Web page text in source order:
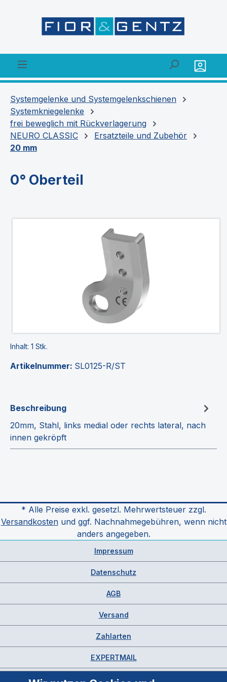
Systemgelenke und Systemgelenkschienen
Systemkniegelenke
frei beweglich mit Rückverlagerung
NEURO CLASSIC
Ersatzteile und Zubehör
20 mm
0° Oberteil
Inhalt: 1 Stk.
Artikelnummer: SL0125-R/ST
Beschreibung
20mm, Stahl, links medial oder rechts lateral, nach
innen gekröpft
* Alle Preise exkl. gesetzl. Mehrwertsteuer zzgl.
Versandkostenund ggf. Nachnahmegebühren, wenn nicht
anders angegeben.
Impressum
Datenschutz
AGB
Versand
Zahlarten
EXPERTMAIL